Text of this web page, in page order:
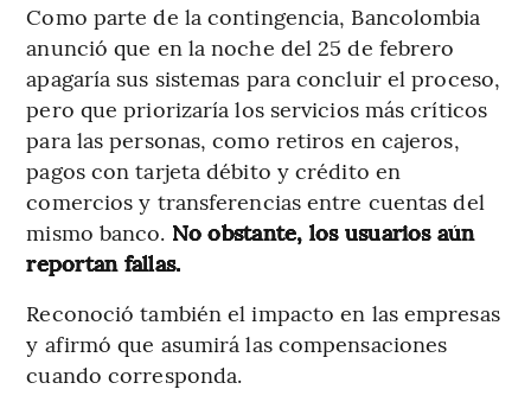
Como parte de la contingencia, Bancolombia
anunció que en la noche del 25 de febrero
apagaría sus sistemas para concluir el proceso,
pero que priorizaría los servicios más críticos
para las personas, como retiros en cajeros,
pagos con tarjeta débito y crédito en
comercios y transferencias entre cuentas del
mismo banco. No obstante, los usuarios aún
reportan fallas.
Reconoció también el impacto en las empresas
y afirmó que asumirá las compensaciones
cuando corresponda.